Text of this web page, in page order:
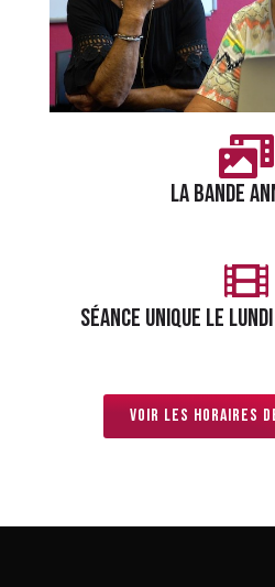
LA BANDE
séance unique le
Voir les horaires